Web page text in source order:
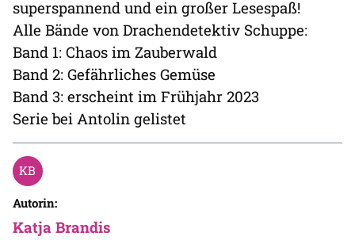
superspannend und ein großer Lesespaß!
Alle Bände von Drachendetektiv Schuppe:
Band 1: Chaos im Zauberwald
Band 2: Gefährliches Gemüse
Band 3: erscheint im Frühjahr 2023
Serie bei Antolin gelistet
Autorin:
Katja Brandis